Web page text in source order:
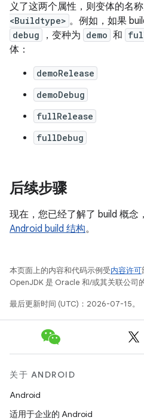
义了这两个属性，则变体的名
<Buildtype> 。例如，如果
debug ，变种为 demo 和
体：
demoRelease
demoDebug
fullRelease
fullDebug
后续步骤
现在，您已经了解了 build 概念
Android build 结构。
本页面上的内容和代码示例受内容许可
OpenJDK 是 Oracle 和/或其关联公司
最后更新时间 (UTC)：2026-07-15。
关于 ANDROID
Android
适用于企业的 Android